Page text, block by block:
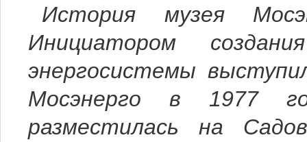
История музея
Инициатором
энергосистемы
Мосэнерго в 1977
разместилась на